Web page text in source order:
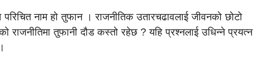
परिचित नाम हो तुफान । राजनीतिक उतारचढावलाई जीवनको छोटो
राजनीतिमा तुफानी दौड कस्तो रहेछ ? यहि प्रश्नलाई उधिन्ने प्रयत्न